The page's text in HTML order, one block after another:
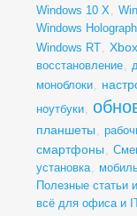
Windows 10 X,
Windows
Windows RT, Xbox
восстановление,
моноблоки,
ноутбуки,
планшеты ,
смартфоны ,
установка,
Полезные статьи
всё для офиса и